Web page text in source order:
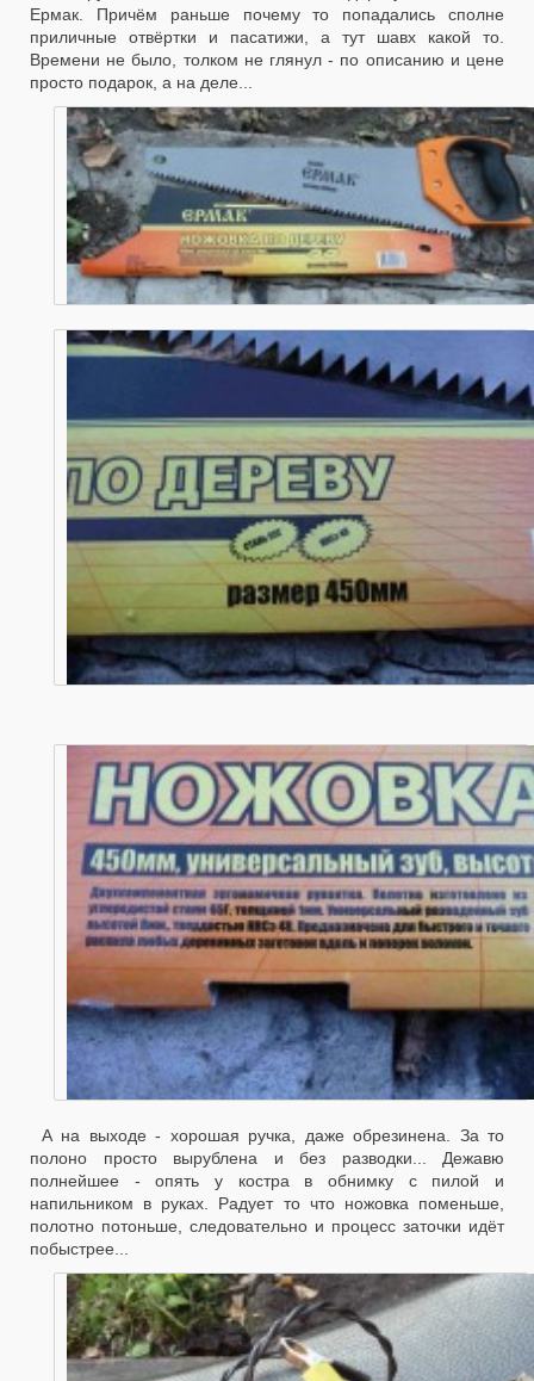
Ермак. Причём раньше почему то попадались сполне
приличные отвёртки и пасатижи, а тут шавх какой то.
Времени не было, толком не глянул - по описанию и цене
просто подарок, а на деле...
А на выходе - хорошая ручка, даже обрезинена. За то
полоно просто вырублена и без разводки... Дежавю
полнейшее - опять у костра в обнимку с пилой и
напильником в руках. Радует то что ножовка поменьше,
полотно потоньше, следовательно и процесс заточки идёт
побыстрее...